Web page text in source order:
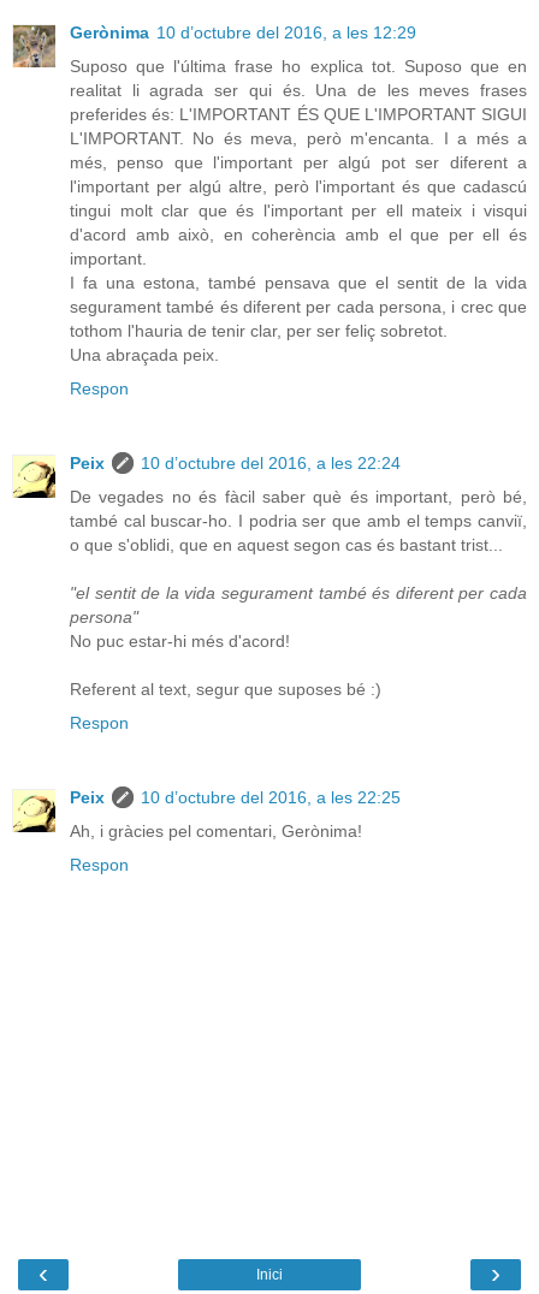
Gerònima 10 d’octubre del 2016, a les 12:29
Suposo que l'última frase ho explica tot. Suposo que en
realitat li agrada ser qui és. Una de les meves frases
preferides és: L'IMPORTANT ÉS QUE L'IMPORTANT SIGUI
L'IMPORTANT. No és meva, però m'encanta. I a més a
més, penso que l'important per algú pot ser diferent a
l'important per algú altre, però l'important és que cadascú
tingui molt clar que és l'important per ell mateix i visqui
d'acord amb això, en coherència amb el que per ell és
important.
I fa una estona, també pensava que el sentit de la vida
segurament també és diferent per cada persona, i crec que
tothom l'hauria de tenir clar, per ser feliç sobretot.
Una abraçada peix.
Respon
Peix
10 d’octubre del 2016, a les 22:24
De vegades no és fàcil saber què és important, però bé,
també cal buscar-ho. I podria ser que amb el temps canviï,
o que s'oblidi, que en aquest segon cas és bastant trist...
"el sentit de la vida segurament també és diferent per cada
persona"
No puc estar-hi més d'acord!
Referent al text, segur que suposes bé :)
Respon
Peix
10 d’octubre del 2016, a les 22:25
Ah, i gràcies pel comentari, Gerònima!
Respon
‹ ›
Inici